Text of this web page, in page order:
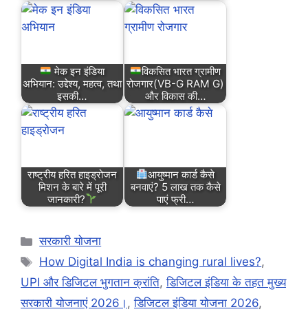
मेक इन इंडिया
अभियान: उद्देश्य, महत्व, तथा
इसकी…
विकसित भारत ग्रामीण
रोजगार(VB-G RAM G)
और विकास की…
राष्ट्रीय हरित हाइड्रोजन
मिशन के बारे में पूरी
जानकारी?
आयुष्मान कार्ड कैसे
बनवाएं? 5 लाख तक कैसे
पाएं फ्री…
Categories
सरकारी योजना
Tags
How Digital India is changing rural lives?,
UPI और डिजिटल भुगतान क्रांति,डिजिटल इंडिया के तहत मुख्य
सरकारी योजनाएं 2026। ,डिजिटल इंडिया योजना 2026,